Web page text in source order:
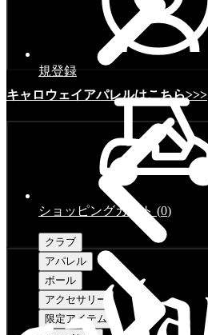
キャロウェイアパレルはこちら>>>
規登録
ショッピングカート (0)
クラブ
アパレル
ボール
アクセサリー
限定アイテム